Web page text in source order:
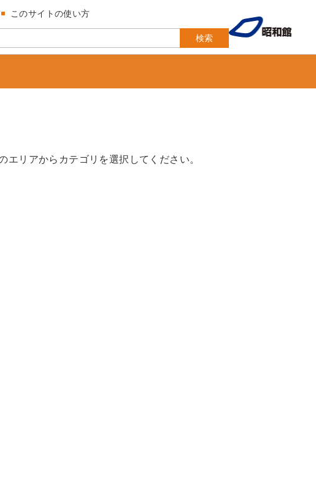
検索
このサイトの使い方
エリアからカテゴリを選択してください。